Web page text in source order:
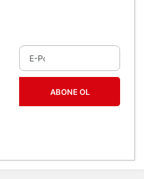
ABONE OL